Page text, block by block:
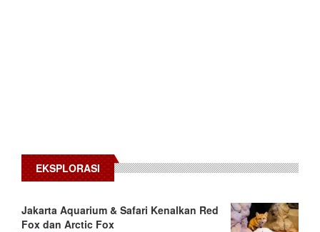
EKSPLORASI
Jakarta Aquarium & Safari Kenalkan Red
Fox dan Arctic Fox